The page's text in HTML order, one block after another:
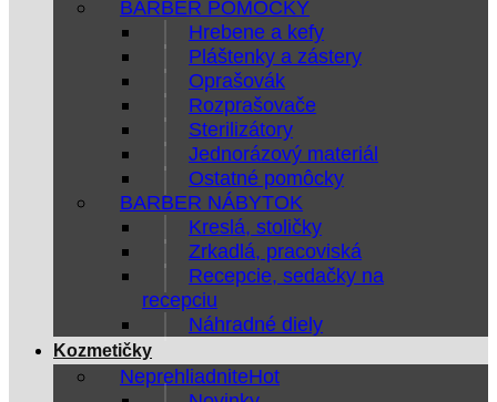
BARBER POMÔCKY
Hrebene a kefy
Pláštenky a zástery
Oprašovák
Rozprašovače
Sterilizátory
Jednorázový materiál
Ostatné pomôcky
BARBER NÁBYTOK
Kreslá, stoličky
Zrkadlá, pracoviská
Recepcie, sedačky na
recepciu
Náhradné diely
Kozmetičky
Neprehliadnite